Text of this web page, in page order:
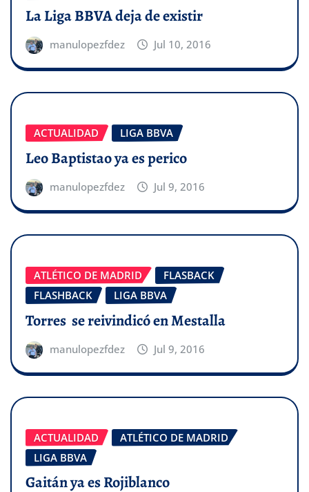
La Liga BBVA deja de existir
manulopezfdez Jul 10, 2016
ACTUALIDAD LIGA BBVA
Leo Baptistao ya es perico
manulopezfdez Jul 9, 2016
ATLÉTICO DE MADRID
FLASBACK
FLASHBACK
LIGA BBVA
Torres se reivindicó en Mestalla
manulopezfdez Jul 9, 2016
ACTUALIDAD
ATLÉTICO DE MADRID
LIGA BBVA
Gaitán ya es Rojiblanco